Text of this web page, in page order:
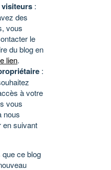
:
des
vous
le
du blog en
lien.
:
à votre
vous
nous
en suivant
ce blog